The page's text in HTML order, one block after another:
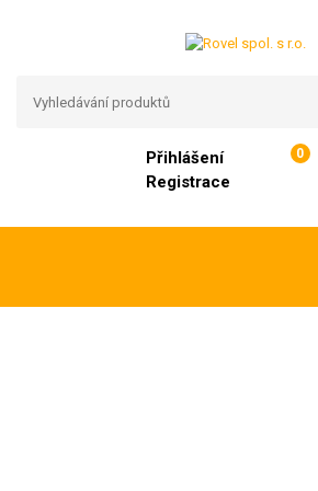
Přihlášení
Registrace
0